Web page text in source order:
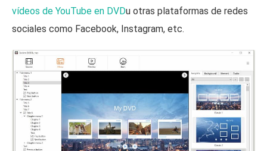
vídeos de YouTube en DVDu otras plataformas de redes
sociales como Facebook, Instagram, etc.